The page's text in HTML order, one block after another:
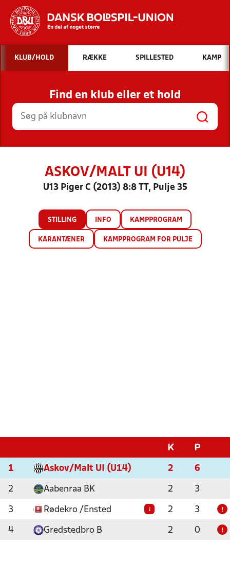
Hvad vil du søge efter?
INDHOLD OG NYHEDER
STILLINGER, RESULTATER, KLUBBER OG
HOLD
KLUB/HOLD RÆKKE SPILLESTED KAMP
Find en klub eller et hold
ASKOV/MALT UI (U14)
U13 Piger C (2013) 8:8 TT, Pulje 35
STILLING INFO KAMPPROGRAM
KARANTÆNER KAMPPROGRAM FOR PULJE
K P
1 Askov/Malt UI (U14) 2 6
2 Aabenraa BK 2 3
3 Rødekro /Ensted i 2 3 !
4 Gredstedbro B 2 0 !